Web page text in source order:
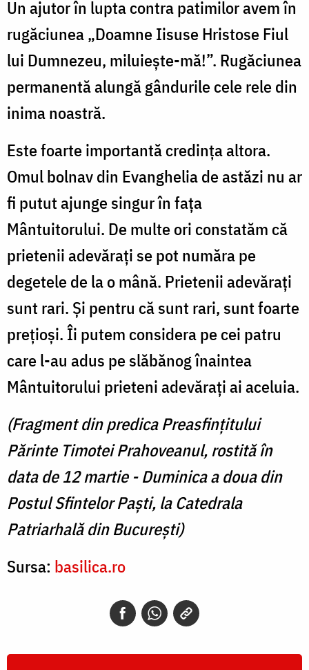
Un ajutor în lupta contra patimilor avem în
rugăciunea „Doamne Iisuse Hristose Fiul
lui Dumnezeu, miluiește-mă!”. Rugăciunea
permanentă alungă gândurile cele rele din
inima noastră.
Este foarte importantă credința altora.
Omul bolnav din Evanghelia de astăzi nu ar
fi putut ajunge singur în fața
Mântuitorului. De multe ori constatăm că
prietenii adevărați se pot număra pe
degetele de la o mână. Prietenii adevărați
sunt rari. Și pentru că sunt rari, sunt foarte
prețioși. Îi putem considera pe cei patru
care l-au adus pe slăbănog înaintea
Mântuitorului prieteni adevărați ai aceluia.
(Fragment din predica Preasfințitului
Părinte Timotei Prahoveanul, rostită în
data de 12 martie - Duminica a doua din
Postul Sfintelor Paști, la Catedrala
Patriarhală din București)
Sursa: basilica.ro